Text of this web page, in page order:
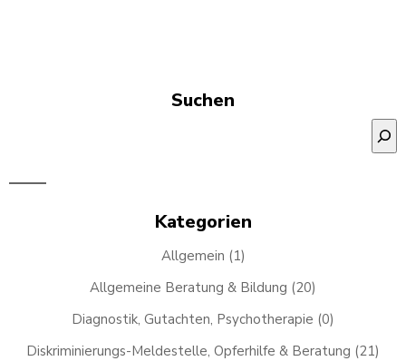
Suchen
Kategorien
Allgemein (1)
Allgemeine Beratung & Bildung (20)
Diagnostik, Gutachten, Psychotherapie (0)
Diskriminierungs-Meldestelle, Opferhilfe & Beratung (21)